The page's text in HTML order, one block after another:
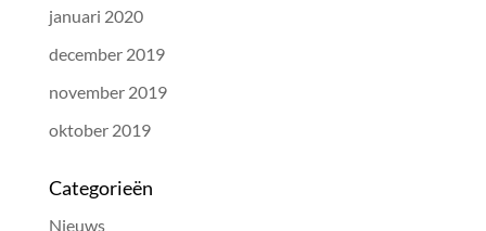
januari 2020
december 2019
november 2019
oktober 2019
Categorieën
Nieuws